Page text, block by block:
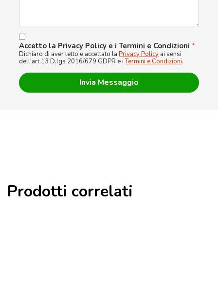
Accetto la Privacy Policy e i Termini e Condizioni *
Dichiaro di aver letto e accettato la Privacy Policy ai sensi
dell'art.13 D.lgs 2016/679 GDPR e iTermini e Condizioni.
Prodotti correlati